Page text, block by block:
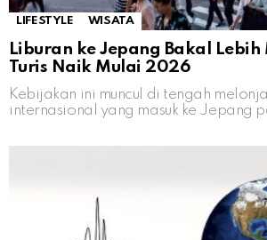
LIFESTYLE WISATA
Liburan ke Jepang Bakal
Turis Naik Mulai 2026
Kebijakan ini muncul di tengah
internasional yang masuk ke Jepang